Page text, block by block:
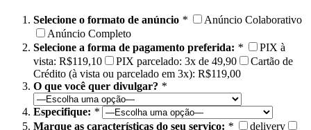
Selecione o formato de anúncio *
Anúncio Colaborativo
Anúncio Completo
Selecione a forma de pagamento preferida: *
PIX à
vista: R$119,10
PIX parcelado: 3x de 49,90
Cartão de
Crédito (à vista ou parcelado em 3x): R$119,00
O que você quer divulgar? *
Especifique: *
Marque as características do seu serviço: *
delivery